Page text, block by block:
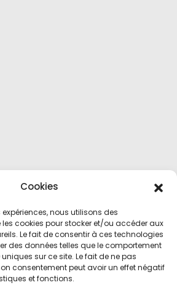
Cookies
expériences, nous utilisons des
cookies pour stocker et/ou accéder aux
Le fait de consentir à ces technologies
des données telles que le comportement
sur ce site. Le fait de ne pas
consentement peut avoir un effet négatif
et fonctions.